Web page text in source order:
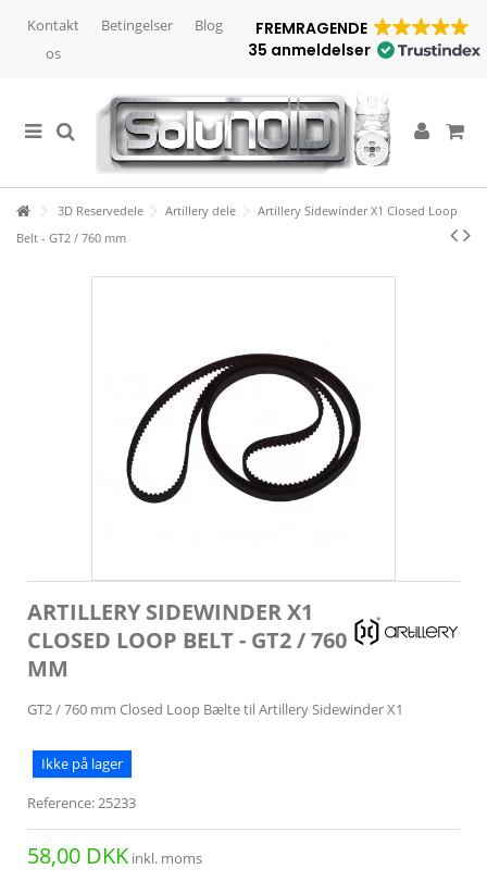
Betingelser Blog
Kontakt
os
FREMRAGENDE
35 anmeldelser
3D Reservedele Artillery dele
Artillery Sidewinder X1 Closed Loop
Belt - GT2 / 760 mm
ARTILLERY SIDEWINDER X1
CLOSED LOOP BELT - GT2 / 760
MM
GT2 / 760 mm Closed Loop Bælte til Artillery Sidewinder X1
Ikke på lager
Reference:25233
58,00 DKK inkl. moms